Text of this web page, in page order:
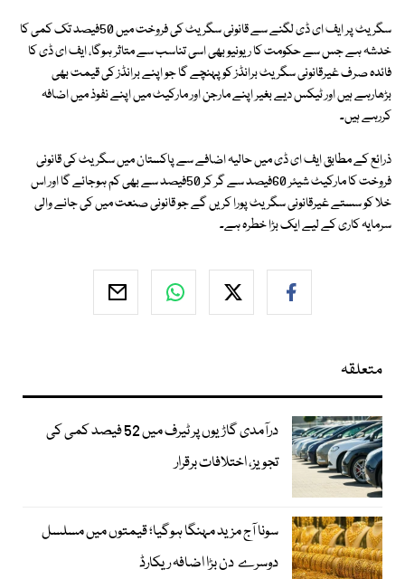
سگریٹ پر ایف ای ڈی لگنے سے قانونی سگریٹ کی فروخت میں 50فیصد تک کمی کا
خدشہ ہے جس سے حکومت کا ریونیو بھی اسی تناسب سے متاثر ہوگا، ایف ای ڈی کا
فائدہ صرف غیرقانونی سگریٹ برانڈز کو پہنچے گا جو اپنے برانڈز کی قیمت بھی
بڑھارہے ہیں اور ٹیکس دیے بغیر اپنے مارجن اور مارکیٹ میں اپنے نفوذ میں اضافہ
کررہے ہیں۔
ذرائع کے مطابق ایف ای ڈی میں حالیہ اضافے سے پاکستان میں سگریٹ کی قانونی
فروخت کا مارکیٹ شیئر 60فیصد سے گر کر 50فیصد سے بھی کم ہوجائے گا اور اس
خلا کو سستے غیرقانونی سگریٹ پورا کریں گے جو قانونی صنعت میں کی جانے والی
سرمایہ کاری کے لیے ایک بڑا خطرہ ہے۔
متعلقہ
درآمدی گاڑیوں پر ٹیرف میں 52 فیصد کمی کی
تجویز، اختلافات برقرار
سونا آج مزید مہنگا ہوگیا؛ قیمتوں میں مسلسل
دوسرے دن بڑا اضافہ ریکارڈ